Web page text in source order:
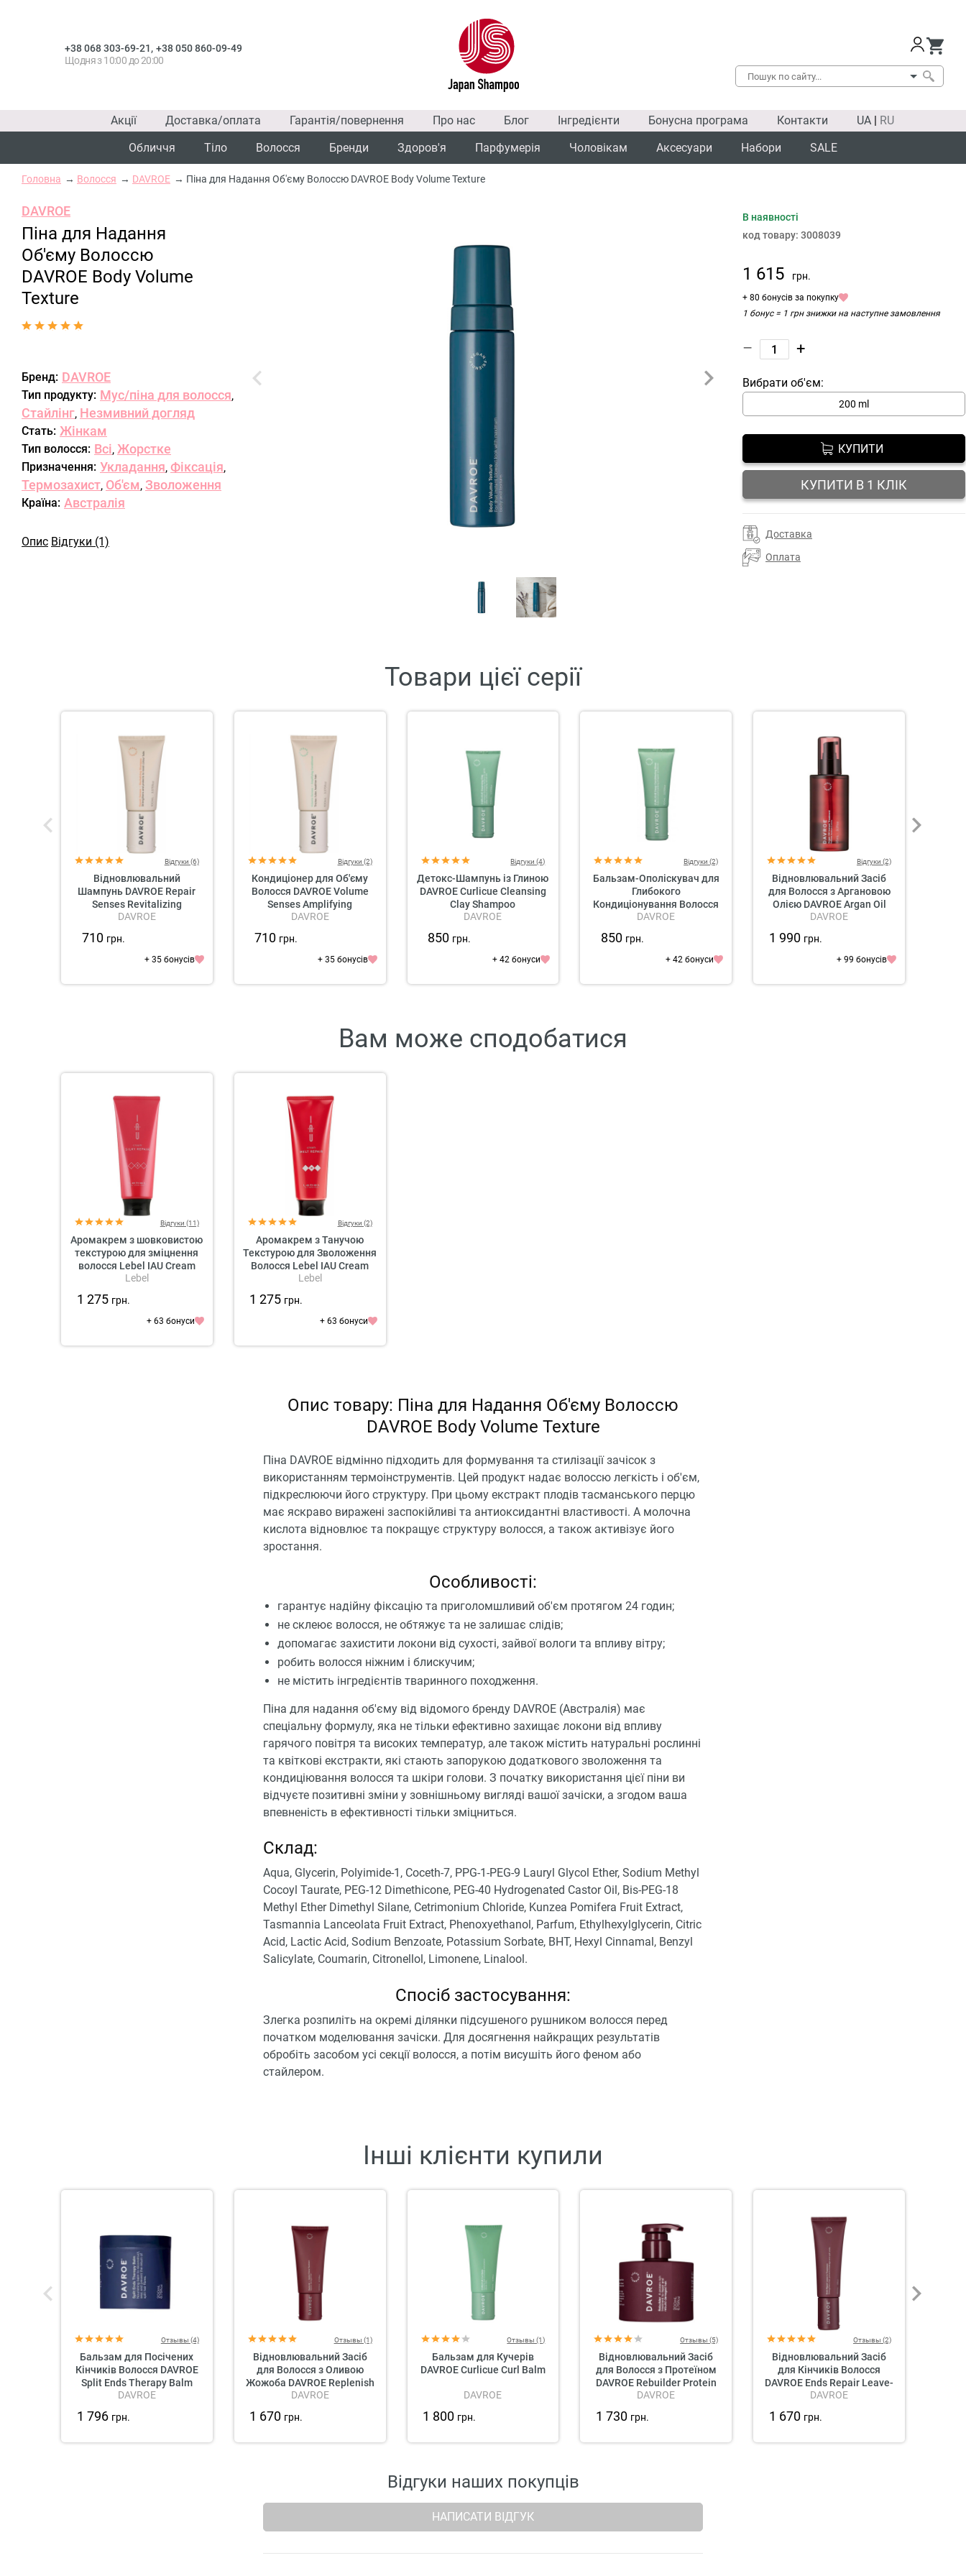
+38 068 303-69-21, +38 050 860-09-49
Щодня з 10:00 до 20:00
Акції Доставка/оплата Гарантія/повернення Про нас Блог Інгредієнти Бонусна програма Контакти UA | RU
Обличчя
Тіло Волосся Бренди Здоров'я Парфумерія Чоловікам Аксесуари Набори SALE
Головна Волосся DAVROE Піна для Надання Об'єму Волоссю DAVROE Body Volume Texture
DAVROE
Піна для Надання
Об'єму Волоссю
DAVROE Body Volume
Texture
Бренд: DAVROE
Тип продукту: Мус/піна для волосся,
Стайлінг, Незмивний догляд
Стать: Жінкам
Тип волосся: Всі, Жорстке
Призначення: Укладання, Фіксація,
Термозахист, Об'єм, Зволоження
Країна: Австралія
Опис Відгуки (1)
В наявності
код товару: 3008039
1 615 грн.
+ 80 бонусів за покупку
1 бонус = 1 грн знижки на наступне замовлення
– +
Вибрати об'єм:
200 ml
КУПИТИ
КУПИТИ В 1 КЛІК
Доставка
Оплата
Товари цієї серії
Відгуки (6)
Відновлювальний
Шампунь DAVROE Repair
Senses Revitalizing
Shampoo
DAVROE
710 грн.
+ 35 бонусів
Відгуки (2)
Кондиціонер для Об'єму
Волосся DAVROE Volume
Senses Amplifying
Conditioner
DAVROE
710 грн.
+ 35 бонусів
Відгуки (4)
Детокс-Шампунь із Глиною
DAVROE Curlicue Cleansing
Clay Shampoo
DAVROE
850 грн.
+ 42 бонуси
Відгуки (2)
Бальзам-Ополіскувач для
Глибокого
Кондиціонування Волосся
DAVROE Curlicue Deep
DAVROE
850 грн.
+ 42 бонуси
Відгуки (2)
Відновлювальний Засіб
для Волосся з Аргановою
Олією DAVROE Argan Oil
Instant Treatment
DAVROE
1 990 грн.
+ 99 бонусів
Вам може сподобатися
Відгуки (11)
Аромакрем з шовковистою
текстурою для зміцнення
волосся Lebel IAU Cream
Silky Repair
Lebel
1 275 грн.
+ 63 бонуси
Відгуки (2)
Аромакрем з Танучою
Текстурою для Зволоження
Волосся Lebel IAU Cream
Melt Repair
Lebel
1 275 грн.
+ 63 бонуси
Опис товару: Піна для Надання Об'єму Волоссю
DAVROE Body Volume Texture
Піна DAVROE відмінно підходить для формування та стилізації зачісок з
використанням термоінструментів. Цей продукт надає волоссю легкість і об'єм,
підкреслюючи його структуру. При цьому екстракт плодів тасманського перцю
має яскраво виражені заспокійливі та антиоксидантні властивості. А молочна
кислота відновлює та покращує структуру волосся, а також активізує його
зростання.
Особливості:
гарантує надійну фіксацію та приголомшливий об'єм протягом 24 годин;
не склеює волосся, не обтяжує та не залишає слідів;
допомагає захистити локони від сухості, зайвої вологи та впливу вітру;
робить волосся ніжним і блискучим;
не містить інгредієнтів тваринного походження.
Піна для надання об'єму від відомого бренду DAVROE (Австралія) має
спеціальну формулу, яка не тільки ефективно захищає локони від впливу
гарячого повітря та високих температур, але також містить натуральні рослинні
та квіткові екстракти, які стають запорукою додаткового зволоження та
кондиціювання волосся та шкіри голови. З початку використання цієї піни ви
відчуєте позитивні зміни у зовнішньому вигляді вашої зачіски, а згодом ваша
впевненість в ефективності тільки зміцниться.
Склад:
Aqua, Glycerin, Polyimide-1, Coceth-7, PPG-1-PEG-9 Lauryl Glycol Ether, Sodium Methyl
Cocoyl Taurate, PEG-12 Dimethicone, PEG-40 Hydrogenated Castor Oil, Bis-PEG-18
Methyl Ether Dimethyl Silane, Cetrimonium Chloride, Kunzea Pomifera Fruit Extract,
Tasmannia Lanceolata Fruit Extract, Phenoxyethanol, Parfum, Ethylhexylglycerin, Citric
Acid, Lactic Acid, Sodium Benzoate, Potassium Sorbate, BHT, Hexyl Cinnamal, Benzyl
Salicylate, Coumarin, Citronellol, Limonene, Linalool.
Спосіб застосування:
Злегка розпиліть на окремі ділянки підсушеного рушником волосся перед
початком моделювання зачіски. Для досягнення найкращих результатів
обробіть засобом усі секції волосся, а потім висушіть його феном або
стайлером.
Інші клієнти купили
Отзывы (4)
Бальзам для Посічених
Кінчиків Волосся DAVROE
Split Ends Therapy Balm
DAVROE
1 796 грн.
Отзывы (1)
Відновлювальний Засіб
для Волосся з Оливою
Жожоба DAVROE Replenish
Jojoba Crème Treatment
DAVROE
1 670 грн.
Отзывы (1)
Бальзам для Кучерів
DAVROE Curlicue Curl Balm
DAVROE
1 800 грн.
Отзывы (5)
Відновлювальний Засіб
для Волосся з Протеїном
DAVROE Rebuilder Protein
Treatment
DAVROE
1 730 грн.
Отзывы (2)
Відновлювальний Засіб
для Кінчиків Волосся
DAVROE Ends Repair Leave-
in Treatment
DAVROE
1 670 грн.
Відгуки наших покупців
НАПИСАТИ ВІДГУК